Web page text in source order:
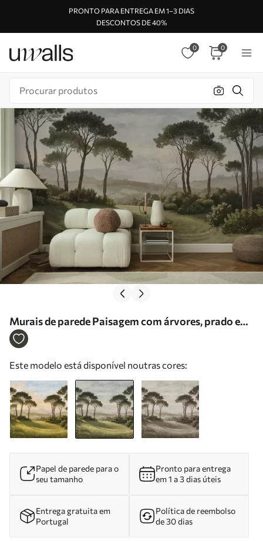
PRONTO PARA ENTREGA EM 1–3 DIAS
DESCONTOS DE 40%
0 0
Murais de parede Paisagem com árvores, prado e
neblina ao longe Nr. w05122v1
Este modelo está disponível noutras cores:
Papel de parede para o
seu tamanho
Pronto para entrega
em 1 a 3 dias úteis
Entrega gratuita em
Portugal
Política de reembolso
de 30 dias